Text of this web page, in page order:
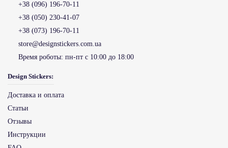
+38 (096) 196-70-11
+38 (050) 230-41-07
+38 (073) 196-70-11
store@designstickers.com.ua
Время роботы: пн-пт с 10:00 до 18:00
Design Stickers:
Доставка и оплата
Статьи
Отзывы
Инструкции